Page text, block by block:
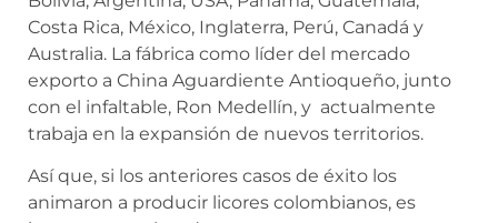
Costa Rica, México, Inglaterra, Perú, Canadá y
Australia. La fábrica como líder del mercado
exporto a China Aguardiente Antioqueño, junto
con el infaltable, Ron Medellín, y actualmente
trabaja en la expansión de nuevos territorios.
Así que, si los anteriores casos de éxito los
animaron a producir licores colombianos, es